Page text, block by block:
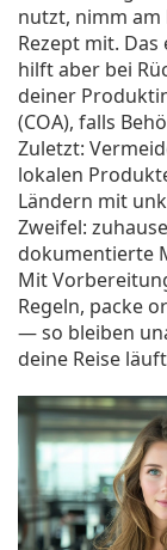
nutzt, nimm am
Rezept mit.
hilft aber bei
deiner
(COA), falls
Zuletzt:
lokalen
Ländern mit
Zweifel:
dokumentierte
Mit
Regeln, packe
— so bleiben
deine Reise